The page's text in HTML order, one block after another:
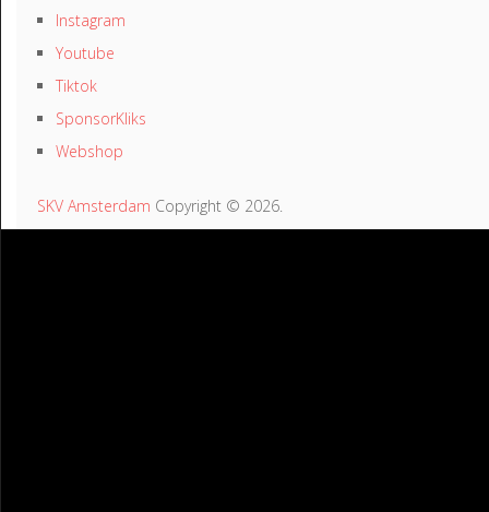
Instagram
Youtube
Tiktok
SponsorKliks
Webshop
SKV Amsterdam Copyright © 2026.